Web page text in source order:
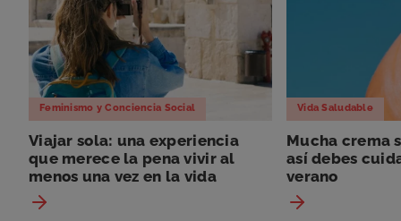
Feminismo y Conciencia Social
Viajar sola: una experiencia
que merece la pena vivir al
menos una vez en la vida
Vida Saludable
Mucha crema
así debes
verano